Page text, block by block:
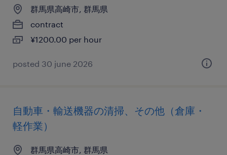
群馬県高崎市, 群馬県
contract
¥1200.00 per hour
posted 30 june 2026
自動車・輸送機器の清掃、その他（倉庫・
軽作業）
群馬県高崎市, 群馬県